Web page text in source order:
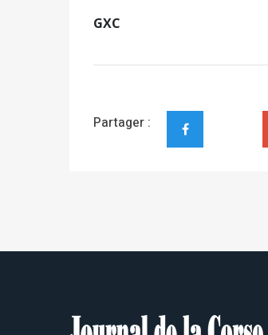
GXC
Partager :